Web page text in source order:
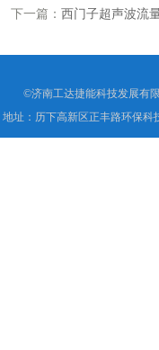
下一篇： 西门子超声波流
©济南工达捷能科技发展有
地址：历下高新区正丰路环保科